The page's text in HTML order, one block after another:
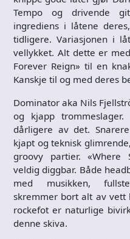
Tempo og drivende
ingrediens i låtene
tidligere. Variasjonen i
vellykket. Alt dette er
Forever Reign» til en
Kanskje til og med deres
Dominator aka Nils
og kjapp
dårligere av det.
kjapt og teknisk
groovy partier. «Where
veldig diggbar. Både
med musikken,
skremmer bort alt av
rockefot er naturlige
denne skiva.